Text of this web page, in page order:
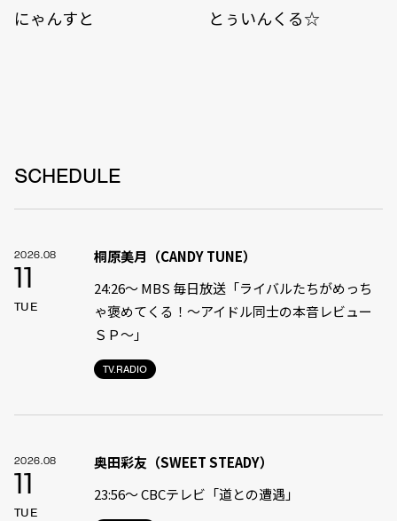
にゃんすと とぅいんくる☆
SCHEDULE
2026.08
11
TUE
TV.RADIO
桐原美月（CANDY TUNE）
24:26〜 MBS 毎日放送「ライバルたちがめっち
ゃ褒めてくる！〜アイドル同士の本音レビュー
ＳＰ〜」
2026.08
11
TUE
奥田彩友（SWEET STEADY）
23:56〜 CBCテレビ「道との遭遇」